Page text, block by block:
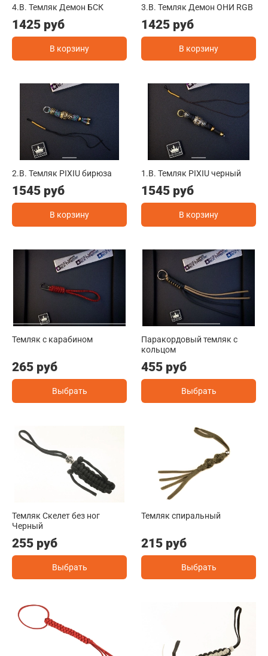
4.B. Темляк Демон БСК
1425 руб
В корзину
3.B. Темляк Демон ОНИ RGB
1425 руб
В корзину
2.B. Темляк PIXIU бирюза
1545 руб
В корзину
1.B. Темляк PIXIU черный
1545 руб
В корзину
Темляк с карабином
265 руб
Выбрать
Паракордовый темляк с
кольцом
455 руб
Выбрать
Темляк Скелет без ног
Черный
255 руб
Выбрать
Темляк спиральный
215 руб
Выбрать